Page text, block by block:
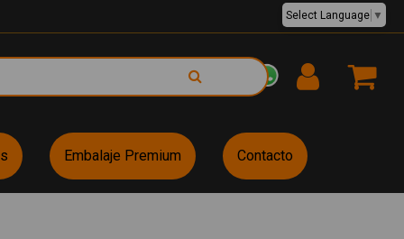
EUR €
Select Language ▼
Embalaje Premium Contacto